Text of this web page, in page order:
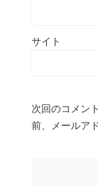
サイト
次回のコメン
前、メールア